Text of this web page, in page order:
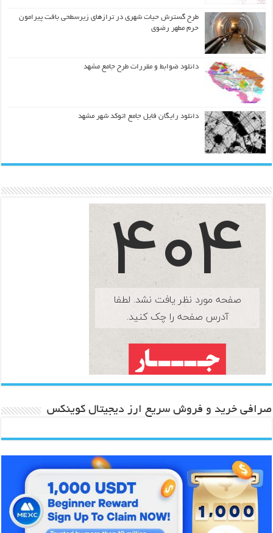
طرح گسترش حیات شهري در ترازهاي زیرسطحی بافت پیرامون
حرم مطهر رضوي
دانلود ضوابط و مقررات طرح جامع مشهد
دانلود رایگان فایل جامع اتوکد شهر مشهد
صرافی خرید و فروش سریع ارز دیجیتال کوینکس